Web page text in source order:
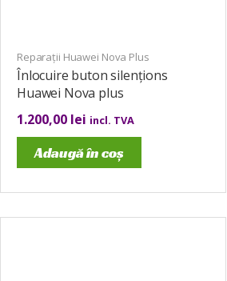
Reparații Huawei Nova Plus
Înlocuire buton silențions
Huawei Nova plus
1.200,00 lei incl. TVA
Adaugă în coș